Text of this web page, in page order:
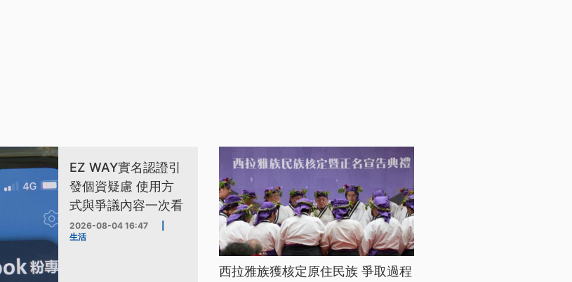
EZ WAY實名認證引
發個資疑慮 使用方
式與爭議內容一次看
2026-08-04 16:47
生活
西拉雅族獲核定原住民族 爭取過程